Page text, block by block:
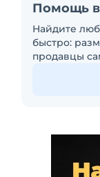
Помощь в
Найдите
быстро:
продавцы